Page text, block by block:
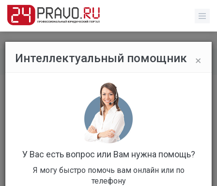
Все публикации / Без указания категории
​Административный штраф для
юрлиц за непринятие мер по
уничтожению дикорастущих
растений, содержащих
наркотические средства, может
возрасти до 100 тыс. руб.
×
Интеллектуальный помощник
У Вас есть вопрос или Вам нужна помощь?
Я могу быстро помочь вам онлайн или по
телефону